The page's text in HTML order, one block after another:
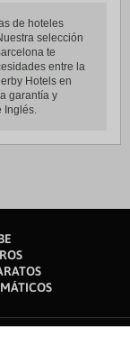
de hoteles
selección
te
entre la
Hotels en
garantía y
Inglés.